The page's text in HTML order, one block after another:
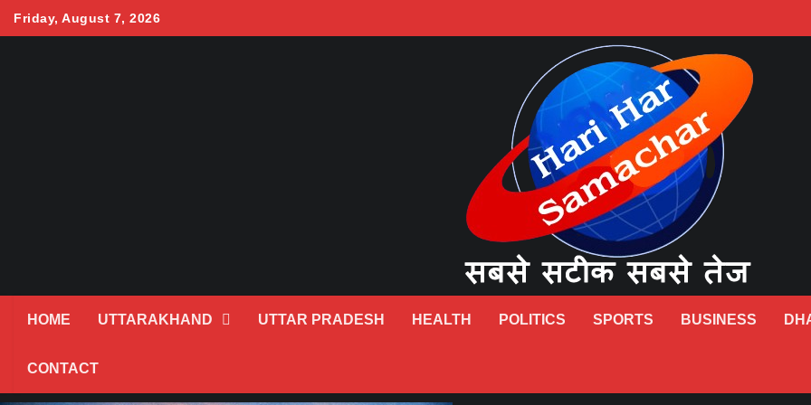
Friday, August 7, 2026
HOME UTTARAKHAND UTTAR PRADESH HEALTH POLITICS SPORTS BUSINESS
CONTACT